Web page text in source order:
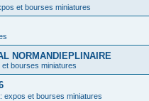
et bourses miniatures
NORMANDIEPLINAIRE
bourses miniatures
expos et bourses miniatures